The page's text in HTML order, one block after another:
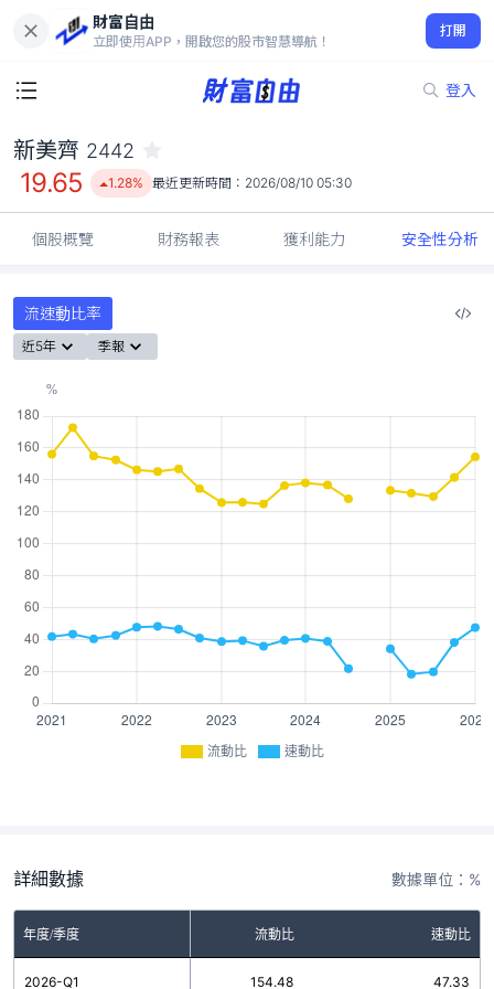
財富自由
立即使用APP，開啟您的股市智慧導航！
打開
登入
19.65
1.28%
新美齊 2442
19.65 1.28% 最近更新時間： 2026/08/10 05:30
個股概覽 財務報表 獲利能力 安全性分析
流速動比率
近5年 季報
流動比 速動比
詳細數據 數據單位：%
年度/季度 流動比 速動比
2026-Q1 154.48 47.33